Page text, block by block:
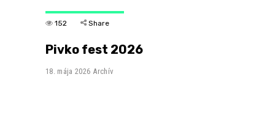
152 Share
Pivko fest 2026
18. mája 2026 Archív